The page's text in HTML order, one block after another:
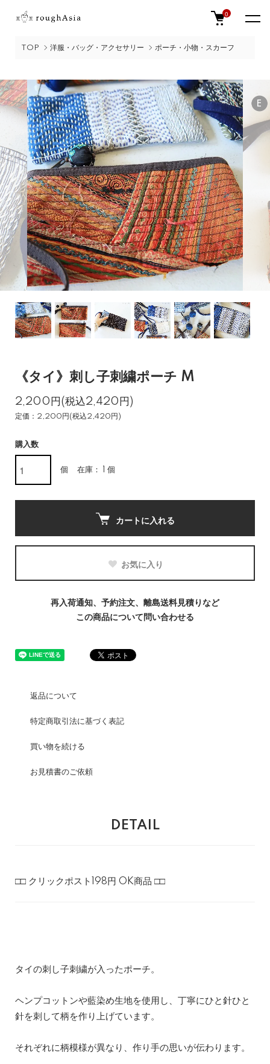
0
TOP 洋服・バッグ・アクセサリー ポーチ・小物・スカーフ
《タイ》刺し子刺繍ポーチ M
2,200円(税込2,420円)
定価：2,200円(税込2,420円)
購入数
個 在庫： 1 個
カートに入れる
お気に入り
再入荷通知、予約注文、離島送料見積りなど
この商品について問い合わせる
返品について
特定商取引法に基づく表記
買い物を続ける
お見積書のご依頼
DETAIL
□□ クリックポスト198円 OK商品 □□
タイの刺し子刺繍が入ったポーチ。
ヘンプコットンや藍染め生地を使用し、丁寧にひと針ひと
針を刺して柄を作り上げています。
それぞれに柄模様が異なり、作り手の思いが伝わります。